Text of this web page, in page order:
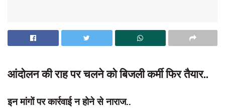
आंदोलन की राह पर चलने को बिजली कर्मी फिर तैयार..
इन मांगों पर कार्रवाई न होने से नाराज..